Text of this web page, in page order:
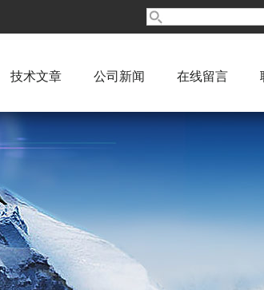
技术文章 公司新闻 在线留言